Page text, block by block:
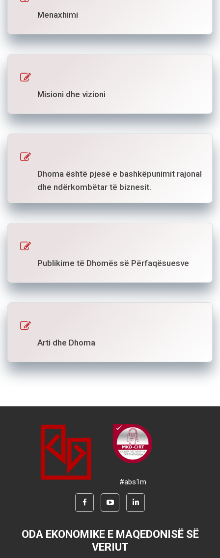
Menaxhimi
Misioni dhe vizioni
Dhoma është pjesë e bashkëpunimit rajonal
dhe ndërkombëtar të biznesit.
Publikime të Dhomës së Përfaqësuesve
Arti dhe Dhoma
#abs1m
ODA EKONOMIKE E MAQEDONISË SË
VERIUT